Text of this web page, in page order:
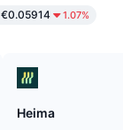
€0.05914 1.07%
Heima